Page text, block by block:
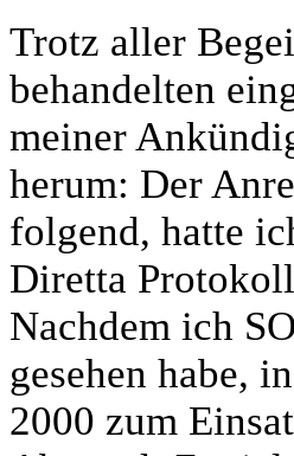
Trotz aller
behandelten
meiner
herum: Der
folgend, hatte
Diretta
Nachdem ich
gesehen habe,
2000 zum